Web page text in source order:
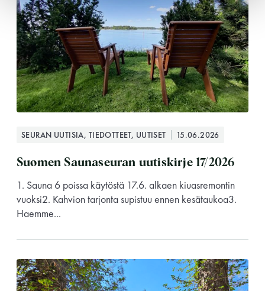
SEURAN UUTISIA, TIEDOTTEET, UUTISET 15.06.2026
Suomen Saunaseuran uutiskirje 17/2026
1. Sauna 6 poissa käytöstä 17.6. alkaen kiuasremontin
vuoksi2. Kahvion tarjonta supistuu ennen kesätaukoa3.
Haemme...